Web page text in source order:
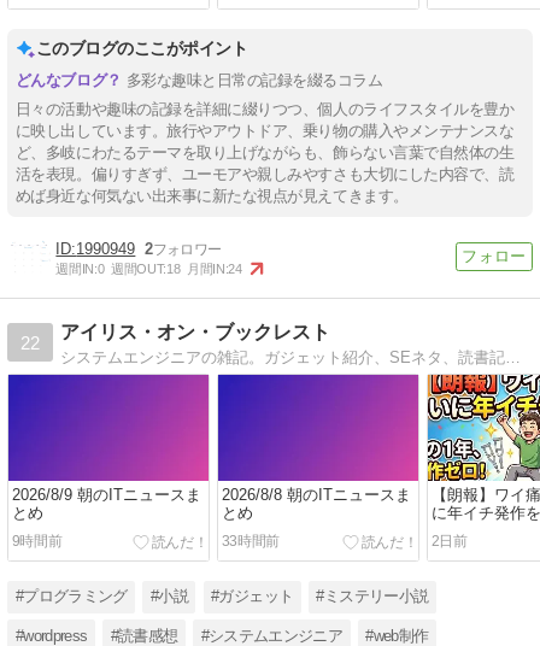
このブログのここがポイント
多彩な趣味と日常の記録を綴るコラム
日々の活動や趣味の記録を詳細に綴りつつ、個人のライフスタイルを豊か
に映し出しています。旅行やアウトドア、乗り物の購入やメンテナンスな
ど、多岐にわたるテーマを取り上げながらも、飾らない言葉で自然体の生
活を表現。偏りすぎず、ユーモアや親しみやすさも大切にした内容で、読
めば身近な何気ない出来事に新たな視点が見えてきます。
1990949 2
週間IN:0 週間OUT:18 月間IN:24
22
アイリス・オン・ブックレスト
システムエンジニアの雑記。ガジェット紹介、SEネタ、読書記とか。理想は晴耕雨読。
2026/8/9 朝のITニュースま
とめ
9時間前
2026/8/8 朝のITニュースま
とめ
33時間前
【朗報】ワイ
に年イチ発作
2日前
#プログラミング #小説 #ガジェット #ミステリー小説
#wordpress #読書感想 #システムエンジニア #web制作